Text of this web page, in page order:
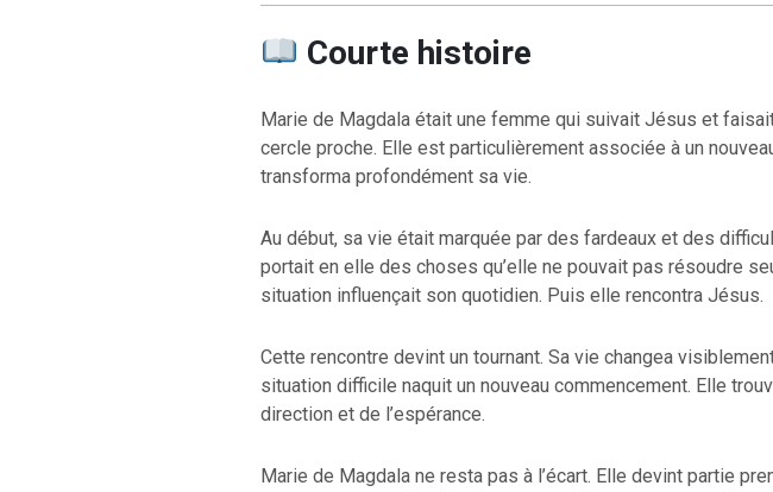
Courte histoire
Marie de Magdala était une femme qui suivait Jésus et
cercle proche. Elle est particulièrement associée à un
transforma profondément sa vie.
Au début, sa vie était marquée par des fardeaux et des
portait en elle des choses qu’elle ne pouvait pas résoudre
situation influençait son quotidien. Puis elle rencontra Jésus.
Cette rencontre devint un tournant. Sa vie changea
situation difficile naquit un nouveau commencement. Elle
direction et de l’espérance.
Marie de Magdala ne resta pas à l’écart. Elle devint partie